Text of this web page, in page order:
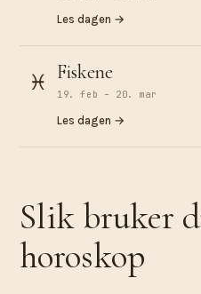
Les dagen →
♓︎ Fiskene
19. feb – 20. mar
Les dagen →
Slik bruker
horoskop